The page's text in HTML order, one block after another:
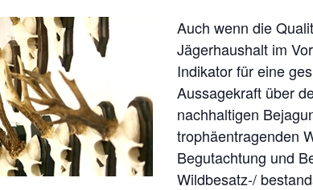
Auch wenn die
Jägerhaushalt im
Indikator für eine
Aussagekraft über
nachhaltigen
trophäentragenden
Begutachtung und
Wildbesatz-/